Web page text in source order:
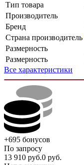
Тип товара
Производитель
Бренд
Страна производитель
Размерность
Размерность
Все характеристики
+695 бонусов
По запросу
13 910 руб.0 руб.